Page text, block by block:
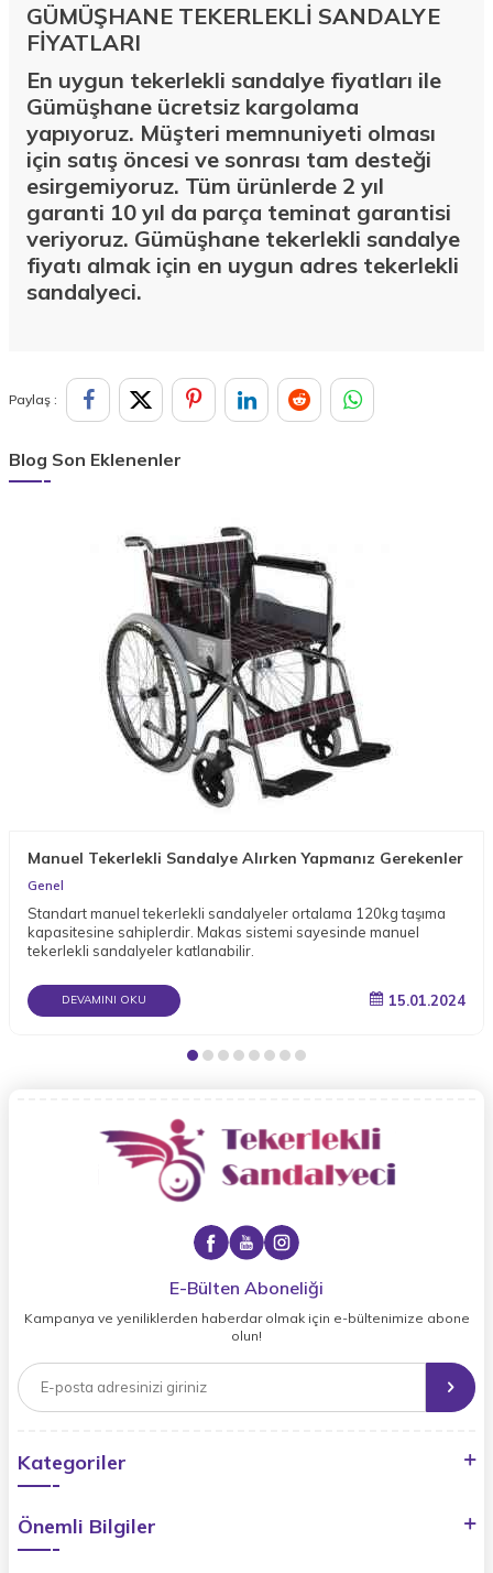
GÜMÜŞHANE TEKERLEKLİ SANDALYE
FİYATLARI
En uygun tekerlekli sandalye fiyatları ile
Gümüşhane ücretsiz kargolama
yapıyoruz. Müşteri memnuniyeti olması
için satış öncesi ve sonrası tam desteği
esirgemiyoruz. Tüm ürünlerde 2 yıl
garanti 10 yıl da parça teminat garantisi
veriyoruz. Gümüşhane tekerlekli sandalye
fiyatı almak için en uygun adres tekerlekli
sandalyeci.
Paylaş :
Blog Son Eklenenler
Manuel Tekerlekli Sandalye Alırken Yapmanız Gerekenler
Genel
Standart manuel tekerlekli sandalyeler ortalama 120kg taşıma
kapasitesine sahiplerdir. Makas sistemi sayesinde manuel
tekerlekli sandalyeler katlanabilir.
DEVAMINI OKU 15.01.2024
E-Bülten Aboneliği
Kampanya ve yeniliklerden haberdar olmak için e-bültenimize abone
olun!
Kategoriler
Önemli Bilgiler